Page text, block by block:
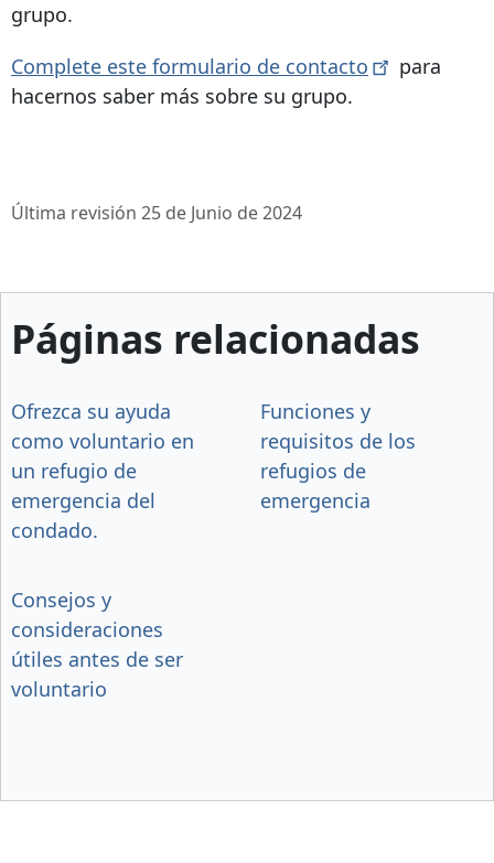
grupo.
Complete este formulario de contacto
para
hacernos saber más sobre su grupo.
Última revisión 25 de Junio de 2024
Páginas relacionadas
Ofrezca su ayuda
como voluntario en
un refugio de
emergencia del
condado.
Funciones y
requisitos de los
refugios de
emergencia
Consejos y
consideraciones
útiles antes de ser
voluntario